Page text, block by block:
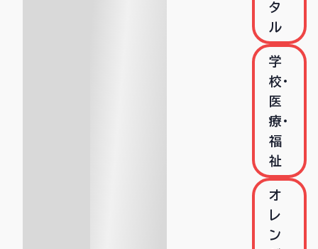
タ
ル
学
校・
医
療・
福
祉
オ
レ
ン